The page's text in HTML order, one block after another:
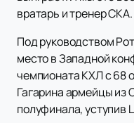
вратарь и тренер СКА.
Под руководством
место в Западной
чемпионата КХЛ с 68
Гагарина армейцы из
полуфинала, уступив